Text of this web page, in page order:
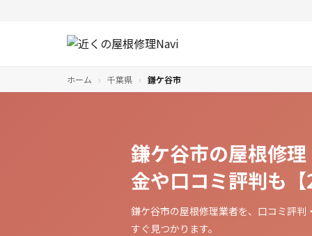
ホーム › 千葉県 › 鎌ケ谷市
鎌ケ谷市の屋根修
金や口コミ評判も
鎌ケ谷市の屋根修理業者を、口コミ評
すぐ見つかります。